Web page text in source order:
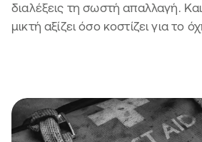
διαλέξεις τη σωστή απαλλαγή.
μικτή αξίζει όσο κοστίζει για το